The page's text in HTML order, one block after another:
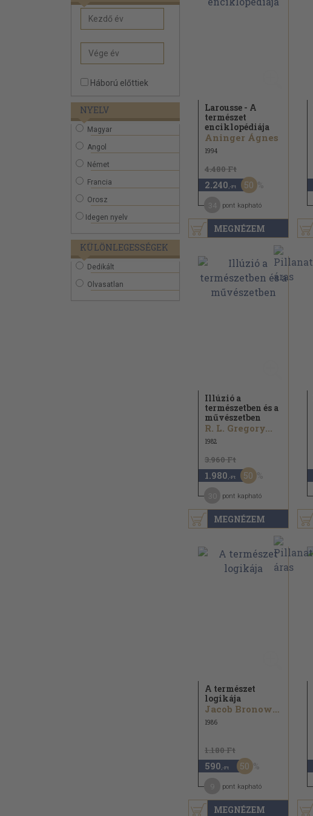
Háború előttiek
NYELV
Magyar
Angol
Német
Francia
Orosz
Idegen nyelv
KÜLÖNLEGESSÉGEK
Dedikált
Olvasatlan
MEGNÉZEM
Larousse - A
természet
enciklopédiája
Aninger Ágnes
1994
4.480 Ft
2.240 ,-Ft 50
pont kapható
MEGNÉZEM
Illúzió a
természetben és a
művészetben
R. L. Gregory...
1982
3.960 Ft
1.980 ,-Ft 50
pont kapható
MEGNÉZEM
A természet
logikája
Jacob Bronowski
1986
1.180 Ft
590 ,-Ft 50
pont kapható